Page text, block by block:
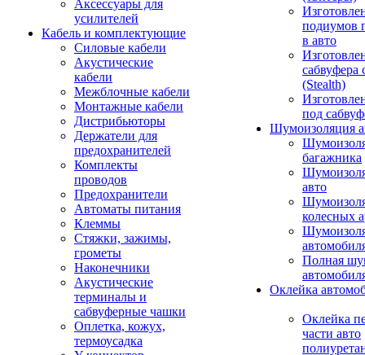
Аксессуары для
усилителей
Кабель и комплектующие
Силовые кабели
Акустические
кабели
Межблочные кабели
Монтажные кабели
Дистрибьюторы
Держатели для
предохранителей
Комплекты
проводов
Предохранители
Автоматы питания
Клеммы
Стяжки, зажимы,
грометы
Наконечники
Акустические
терминалы и
сабвуферные чашки
Оплетка, кожух,
термоусадка
подиумов
в авто
сабвуфера
(Stealth)
под
Шумоизоляция
багажника
авто
колесных
Полная
Оклейка
Оклейка
части авто